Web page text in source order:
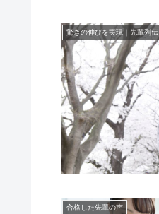
驚きの伸びを実現｜先輩列伝
合格した先輩の声